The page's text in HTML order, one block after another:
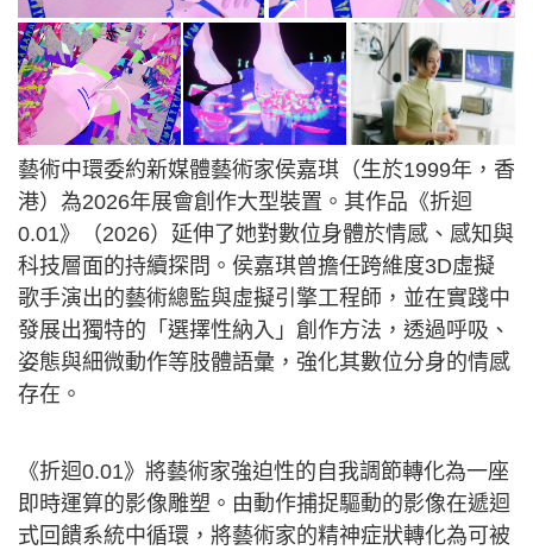
藝術中環委約新媒體藝術家侯嘉琪（生於1999年，香
港）為2026年展會創作大型裝置。其作品《折迴
0.01》（2026）延伸了她對數位身體於情感、感知與
科技層面的持續探問。侯嘉琪曾擔任跨維度3D虛擬
歌手演出的藝術總監與虛擬引擎工程師，並在實踐中
發展出獨特的「選擇性納入」創作方法，透過呼吸、
姿態與細微動作等肢體語彙，強化其數位分身的情感
存在。
《折迴0.01》將藝術家強迫性的自我調節轉化為一座
即時運算的影像雕塑。由動作捕捉驅動的影像在遞迴
式回饋系統中循環，將藝術家的精神症狀轉化為可被